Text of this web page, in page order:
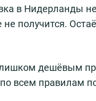
в Нидерланды
не получится.
дешёвым
всем правилам